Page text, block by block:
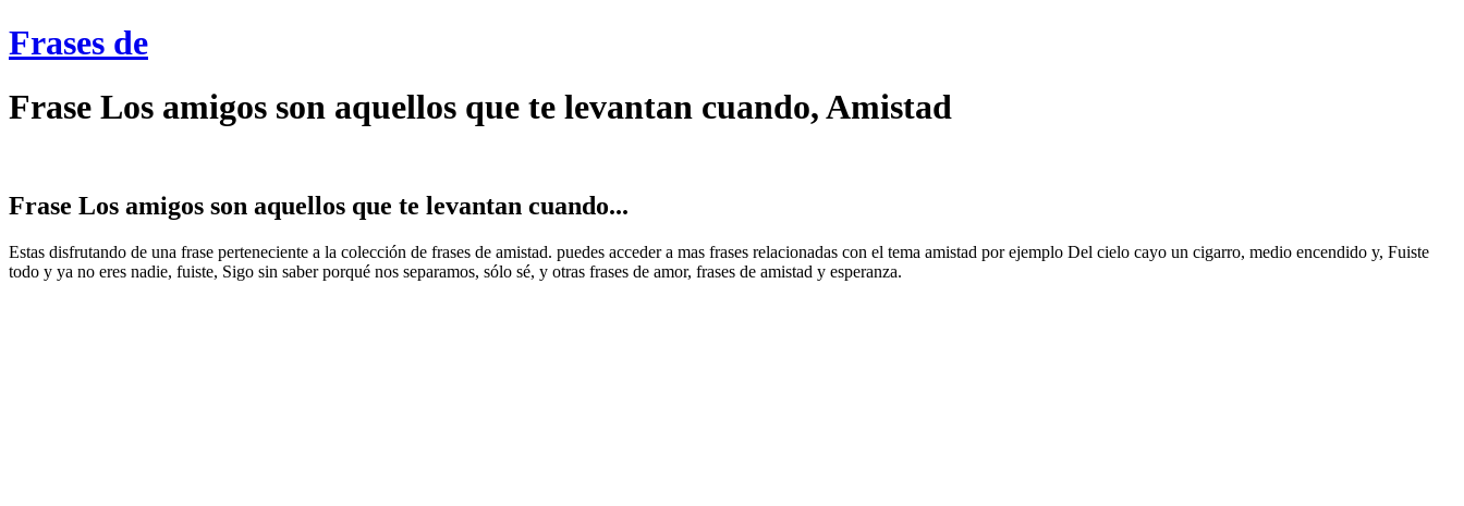
Frases de
Frase Los amigos son aquellos que te levantan cuando, Amistad
Frase Los amigos son aquellos que te levantan cuando...
Estas disfrutando de una frase perteneciente a la colección de frases de amistad. puedes acceder a mas frases relacionadas con el tema amistad por ejemplo Del cielo cayo un cigarro, medio encendido y, Fuiste
todo y ya no eres nadie, fuiste, Sigo sin saber porqué nos separamos, sólo sé, y otras frases de amor, frases de amistad y esperanza.